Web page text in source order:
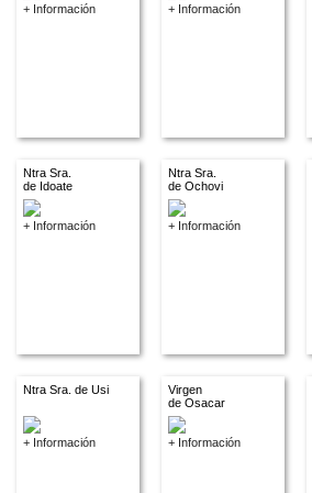
+ Información + Información
Ntra Sra.
de Idoate
+ Información
Ntra Sra.
de Ochovi
+ Información
Ntra Sra. de Usi
+ Información
Virgen
de Osacar
+ Información